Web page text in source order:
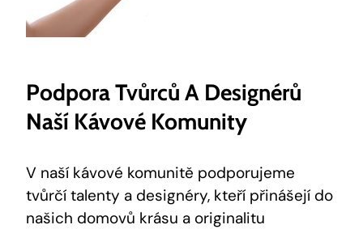
Podpora Tvůrců A Designérů
Naší Kávové Komunity
V naší kávové komunitě podporujeme
tvůrčí talenty a designéry, kteří přinášejí do
našich domovů krásu a originalitu